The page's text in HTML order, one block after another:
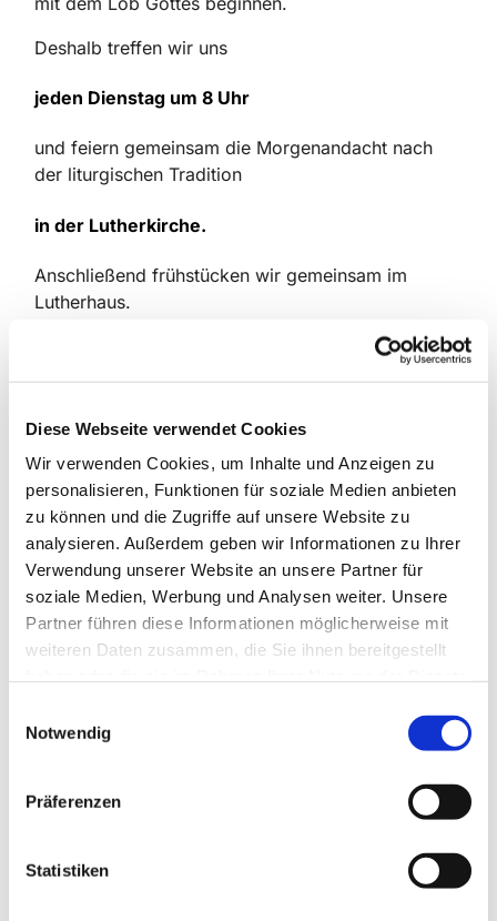
Diese Webseite verwendet Cookies
Wir verwenden Cookies, um Inhalte und Anzeigen zu
personalisieren, Funktionen für soziale Medien anbieten
zu können und die Zugriffe auf unsere Website zu
analysieren. Außerdem geben wir Informationen zu Ihrer
Verwendung unserer Website an unsere Partner für
soziale Medien, Werbung und Analysen weiter. Unsere
Partner führen diese Informationen möglicherweise mit
weiteren Daten zusammen, die Sie ihnen bereitgestellt
Notwendig
Präferenzen
Statistiken
Deshalb treffen wir uns
jeden Dienstag um 8 Uhr
und feiern gemeinsam die Morgenandacht nach
der liturgischen Tradition
in der Lutherkirche.
Anschließend frühstücken wir gemeinsam im
Lutherhaus.